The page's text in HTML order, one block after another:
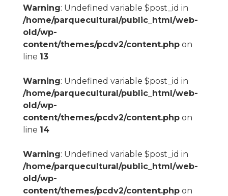
Warning: Undefined variable $post_id in
/home/parquecultural/public_html/web-
old/wp-
content/themes/pcdv2/content.phpon
line 13
Warning: Undefined variable $post_id in
/home/parquecultural/public_html/web-
old/wp-
content/themes/pcdv2/content.phpon
line 14
Warning: Undefined variable $post_id in
/home/parquecultural/public_html/web-
old/wp-
content/themes/pcdv2/content.phpon